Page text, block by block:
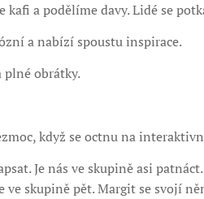
kafi a podělíme davy. Lidé se
a nabízí spoustu inspirace.
plné obrátky.
když se octnu na
Je nás ve skupině asi
skupině pět. Margit se svojí